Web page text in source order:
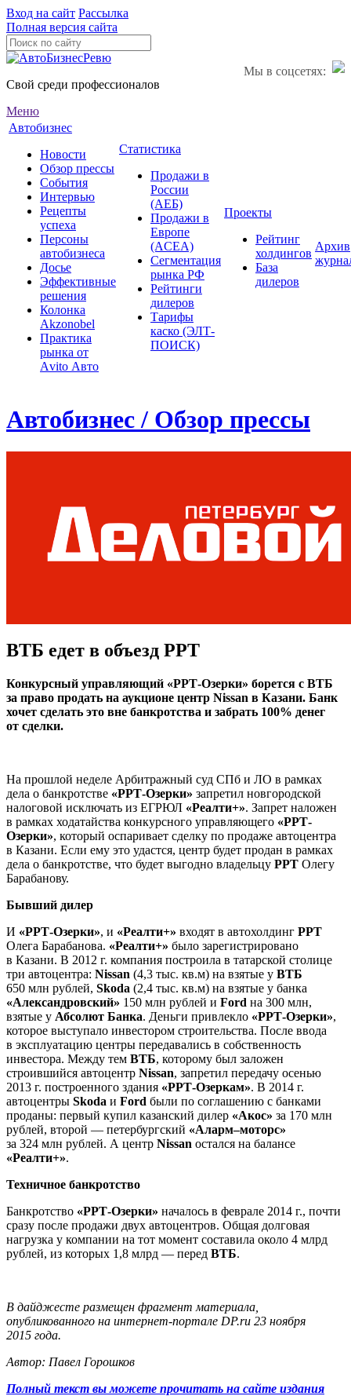
Вход на сайт Рассылка
Полная версия сайта
Мы в соцсетях:
Свой среди профессионалов
Меню
Автобизнес
Новости
Обзор прессы
События
Интервью
Рецепты
успеха
Персоны
автобизнеса
Досье
Эффективные
решения
Колонка
Akzonobel
Практика
рынка от
Аvito Авто
Статистика
Продажи в
России
(АЕБ)
Продажи в
Европе
(ACEA)
Сегментация
рынка РФ
Рейтинги
дилеров
Тарифы
каско (ЭЛТ-
ПОИСК)
Проекты
Рейтинг
холдингов
База
дилеров
Архив
Автобизнес / Обзор прессы
ВТБ едет в объезд РРТ
Конкурсный управляющий «РРТ-Озерки» борется с ВТБ
за право продать на аукционе центр Nissan в Казани. Банк
хочет сделать это вне банкротства и забрать 100% денег
от сделки.
На прошлой неделе Арбитражный суд СПб и ЛО в рамках
дела о банкротстве «РРТ-Озерки» запретил новгородской
налоговой исключать из ЕГРЮЛ «Реалти+». Запрет наложен
в рамках ходатайства конкурсного управляющего «РРТ-
Озерки», который оспаривает сделку по продаже автоцентра
в Казани. Если ему это удастся, центр будет продан в рамках
дела о банкротстве, что будет выгодно владельцу РРТ Олегу
Барабанову.
Бывший дилер
И «РРТ-Озерки», и «Реалти+» входят в автохолдинг РРТ
Олега Барабанова. «Реалти+» было зарегистрировано
в Казани. В 2012 г. компания построила в татарской столице
три автоцентра: Nissan (4,3 тыс. кв.м) на взятые у ВТБ
650 млн рублей, Skoda (2,4 тыс. кв.м) на взятые у банка
«Александровский» 150 млн рублей и Ford на 300 млн,
взятые у Абсолют Банка. Деньги привлекло «РРТ-Озерки»,
которое выступало инвестором строительства. После ввода
в эксплуатацию центры передавались в собственность
инвестора. Между тем ВТБ, которому был заложен
строившийся автоцентр Nissan, запретил передачу осенью
2013 г. построенного здания «РРТ-Озеркам». В 2014 г.
автоцентры Skoda и Ford были по соглашению с банками
проданы: первый купил казанский дилер «Акос» за 170 млн
рублей, второй — петербургский «Аларм–моторс»
за 324 млн рублей. А центр Nissan остался на балансе
«Реалти+».
Техничное банкротство
Банкротство «РРТ-Озерки» началось в феврале 2014 г., почти
сразу после продажи двух автоцентров. Общая долговая
нагрузка у компании на тот момент составила около 4 млрд
рублей, из которых 1,8 млрд — перед ВТБ.
В дайджесте размещен фрагмент материала,
опубликованного на интернет-портале DP.ru 23 ноября
2015 года.
Автор: Павел Горошков
Полный текст вы можете прочитать на сайте издания